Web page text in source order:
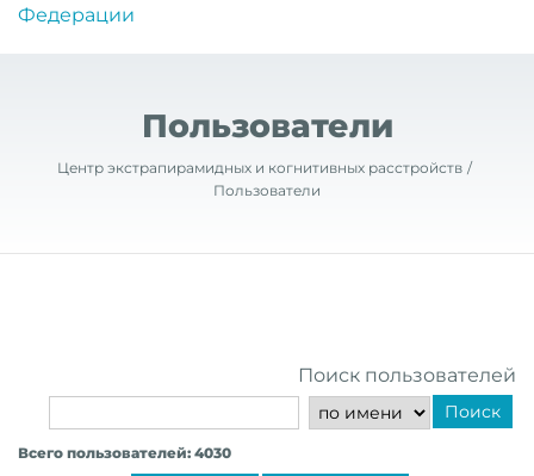
Федерации
Пользователи
Центр экстрапирамидных и когнитивных расстройств
Пользователи
Поиск пользователей
Поиск
Всего пользователей: 4030